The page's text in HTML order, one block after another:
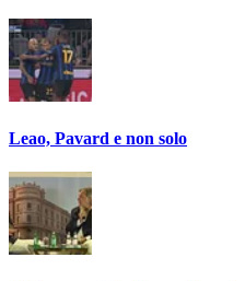
Leao, Pavard e non solo